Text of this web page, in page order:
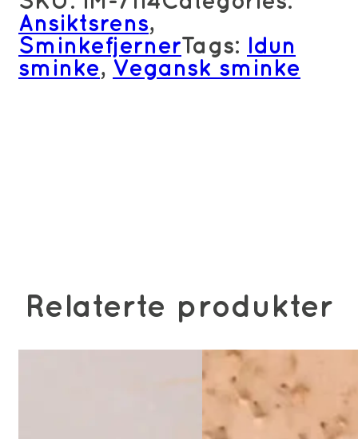
Ansiktsrens,
SminkefjernerTags:
Idun
sminke, Vegansk sminke
Relaterte produkter